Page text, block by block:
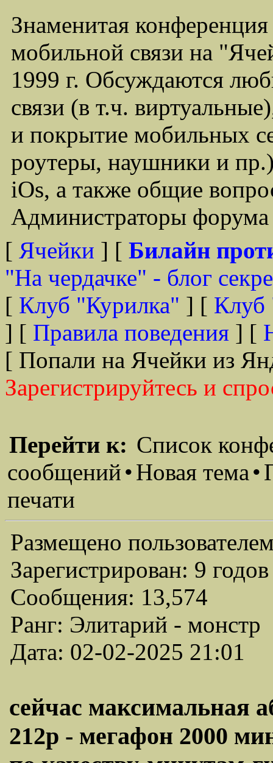
Знаменитая
мобильной связи на
1999 г. Обсуждаются
связи (в т.ч.
и покрытие мобильных
роутеры, наушники и
iOs, а также общие
Администраторы
[ Ячейки ] [ Билайн
"На чердачке" - блог
[ Клуб "Курилка" ] [ Клуб
] [ Правила поведения ] [
[ Попали на Ячейки из
Зарегистрируйтесь и
Перейти к: Список
сообщений•Новая тема•
печати
Размещено
Зарегистрирован: 9
Сообщения: 13,574
Ранг: Элитарий - монстр
Дата: 02-02-2025 21:01
сейчас максимальная
212р - мегафон 2000